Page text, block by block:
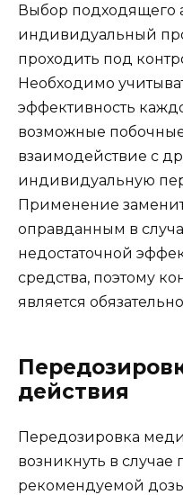
Выбор подходящего
индивидуальный
проходить под
Необходимо
эффективность
возможные
взаимодействие с
индивидуальную
Применение
оправданным в
недостаточной
средства, поэтому
является
действия
Передозировка
возникнуть в
рекомендуемой